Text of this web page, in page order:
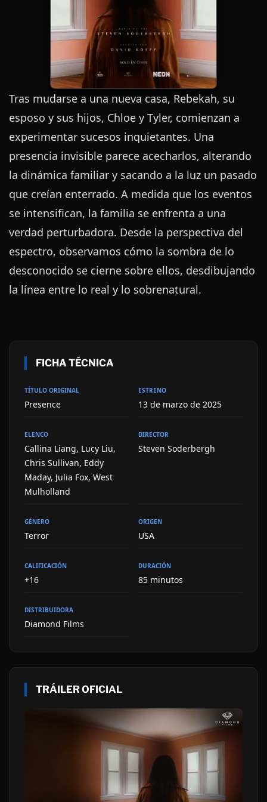
Tras mudarse a una nueva casa, Rebekah, su
esposo y sus hijos, Chloe y Tyler, comienzan a
experimentar sucesos inquietantes. Una
presencia invisible parece acecharlos, alterando
la dinámica familiar y sacando a la luz un pasado
que creían enterrado. A medida que los eventos
se intensifican, la familia se enfrenta a una
verdad perturbadora. Desde la perspectiva del
espectro, observamos cómo la sombra de lo
desconocido se cierne sobre ellos, desdibujando
la línea entre lo real y lo sobrenatural.
FICHA TÉCNICA
TÍTULO ORIGINAL
Presence
ESTRENO
13 de marzo de 2025
ELENCO
Callina Liang, Lucy Liu,
Chris Sullivan, Eddy
Maday, Julia Fox, West
Mulholland
DIRECTOR
Steven Soderbergh
GÉNERO
Terror
ORIGEN
USA
CALIFICACIÓN
+16
DURACIÓN
85 minutos
DISTRIBUIDORA
Diamond Films
TRÁILER OFICIAL